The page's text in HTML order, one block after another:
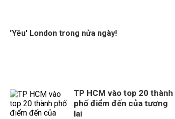
'Yêu' London trong nửa ngày!
TP HCM vào top 20 thành
phố điểm đến của tương
lai